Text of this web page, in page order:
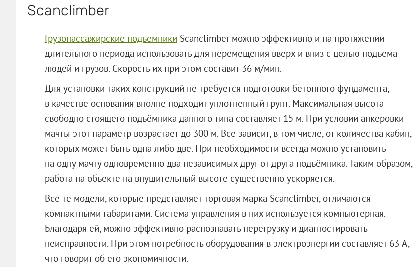
Scanclimber
Грузопассажирские подъемники Scanclimber можно эффективно и на протяжении
длительного периода использовать для перемещения вверх и вниз с целью подъема
людей и грузов. Скорость их при этом составит 36 м/мин.
Для установки таких конструкций не требуется подготовки бетонного фундамента,
в качестве основания вполне подходит уплотненный грунт. Максимальная высота
свободно стоящего подъёмника данного типа составляет 15 м. При условии анкеровки
мачты этот параметр возрастает до 300 м. Все зависит, в том числе, от количества кабин,
которых может быть одна либо две. При необходимости всегда можно установить
на одну мачту одновременно два независимых друг от друга подъёмника. Таким образом,
работа на объекте на внушительный высоте существенно ускоряется.
Все те модели, которые представляет торговая марка Scanclimber, отличаются
компактными габаритами. Система управления в них используется компьютерная.
Благодаря ей, можно эффективно распознавать перегрузку и диагностировать
неисправности. При этом потребность оборудования в электроэнергии составляет 63 A,
что говорит об его экономичности.